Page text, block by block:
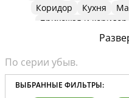
Коридор
Кухня
прихожая и коридор
ВЫБРАННЫЕ ФИЛЬТРЫ: